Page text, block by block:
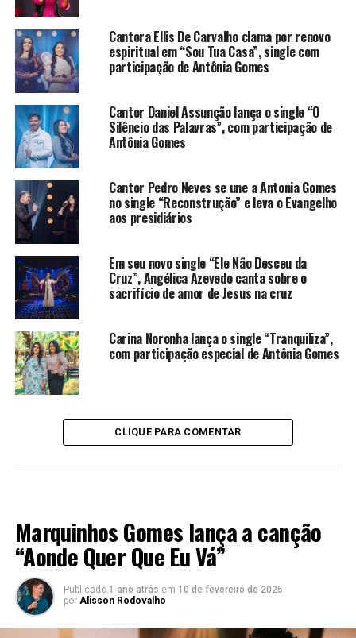
Cantora Ellis De Carvalho clama por renovo
espiritual em “Sou Tua Casa”, single com
participação de Antônia Gomes
Cantor Daniel Assunção lança o single “O
Silêncio das Palavras”, com participação de
Antônia Gomes
Cantor Pedro Neves se une a Antonia Gomes
no single “Reconstrução” e leva o Evangelho
aos presidiários
Em seu novo single “Ele Não Desceu da
Cruz”, Angélica Azevedo canta sobre o
sacrifício de amor de Jesus na cruz
Carina Noronha lança o single “Tranquiliza”,
com participação especial de Antônia Gomes
CLIQUE PARA COMENTAR
Marquinhos Gomes lança a canção
“Aonde Quer Que Eu Vá”
Publicado 1 ano atrás em 10 de fevereiro de 2025
por Alisson Rodovalho